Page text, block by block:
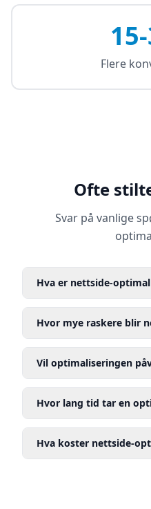
Flere
Ofte
Svar på vanlige
Hva er nettside-
Hvor mye raskere blir
Vil optimaliseringen
Hvor lang tid tar en
Hva koster nettside-